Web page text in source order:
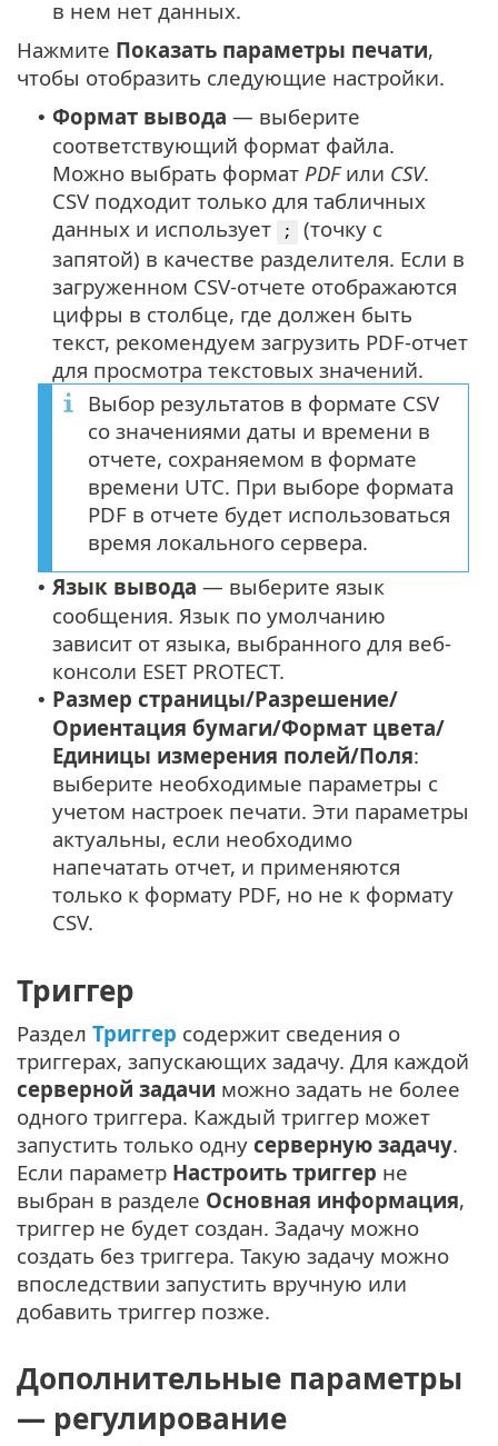
в нем нет данных.
Нажмите Показать параметры печати,
чтобы отобразить следующие настройки.
• Формат вывода — выберите
соответствующий формат файла.
Можно выбрать формат PDFили CSV.
CSV подходит только для табличных
данных и использует
;
(точку с
запятой) в качестве разделителя. Если в
загруженном CSV-отчете отображаются
цифры в столбце, где должен быть
текст, рекомендуем загрузить PDF-отчет
для просмотра текстовых значений.
Выбор результатов в формате CSV
со значениями даты и времени в
отчете, сохраняемом в формате
времени UTC. При выборе формата
PDF в отчете будет использоваться
время локального сервера.
• Язык вывода — выберите язык
сообщения. Язык по умолчанию
зависит от языка, выбранного для веб-
консоли ESET PROTECT.
• Размер страницы/Разрешение/
Ориентация бумаги/Формат цвета/
Единицы измерения полей/Поля:
выберите необходимые параметры с
учетом настроек печати. Эти параметры
актуальны, если необходимо
напечатать отчет, и применяются
только к формату PDF, но не к формату
CSV.
Триггер
Раздел Триггер содержит сведения о
триггерах, запускающих задачу. Для каждой
серверной задачи можно задать не более
одного триггера. Каждый триггер может
запустить только одну серверную задачу.
Если параметр Настроить триггер не
выбран в разделе Основная информация,
триггер не будет создан. Задачу можно
создать без триггера. Такую задачу можно
впоследствии запустить вручную или
добавить триггер позже.
Дополнительные параметры
— регулирование